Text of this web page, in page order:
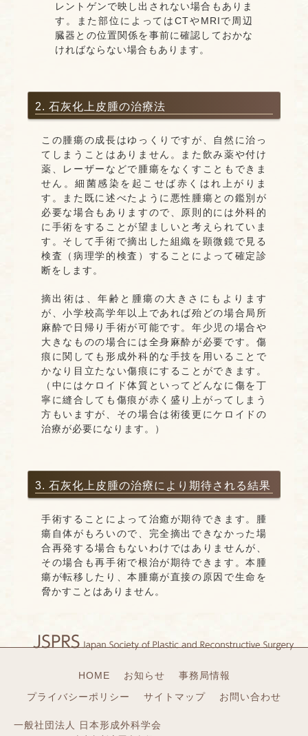
レントゲンで映し出されない場合もありま
す。また部位によってはCTやMRIで周辺
臓器との位置関係を事前に確認しておかな
ければならない場合もあります。
2. 石灰化上皮腫の治療法
この腫瘍の成長はゆっくりですが、自然に治っ
てしまうことはありません。また飲み薬や付け
薬、レーザーなどで腫瘍をなくすこともできま
せん。細菌感染を起こせば赤くはれ上がりま
す。また既に述べたように悪性腫瘍との鑑別が
必要な場合もありますので、原則的には外科的
に手術をすることが望ましいと考えられていま
す。そして手術で摘出した組織を顕微鏡で見る
検査（病理学的検査）することによって確定診
断をします。
摘出術は、年齢と腫瘍の大きさにもよります
が、小学校高学年以上であれば殆どの場合局所
麻酔で日帰り手術が可能です。年少児の場合や
大きなものの場合には全身麻酔が必要です。傷
痕に関しても形成外科的な手技を用いることで
かなり目立たない傷痕にすることができます。
（中にはケロイド体質といってどんなに傷を丁
寧に縫合しても傷痕が赤く盛り上がってしまう
方もいますが、その場合は術後更にケロイドの
治療が必要になります。）
3. 石灰化上皮腫の治療により期待される結果
手術することによって治癒が期待できます。腫
瘍自体がもろいので、完全摘出できなかった場
合再発する場合もないわけではありませんが、
その場合も再手術で根治が期待できます。本腫
瘍が転移したり、本腫瘍が直接の原因で生命を
脅かすことはありません。
HOME お知らせ
事務局情報
プライバシーポリシー
サイトマップ お問い合わせ
一般社団法人 日本形成外科学会